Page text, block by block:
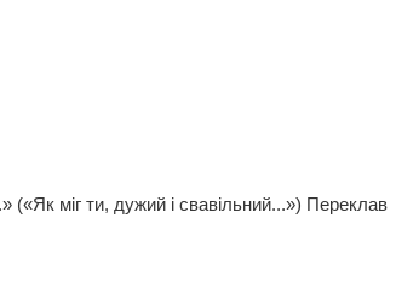
міг ти, дужий і свавільний...») Переклав